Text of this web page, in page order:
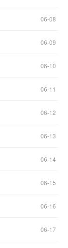
06-08
06-09
06-10
06-11
06-12
06-13
06-14
06-15
06-16
06-17